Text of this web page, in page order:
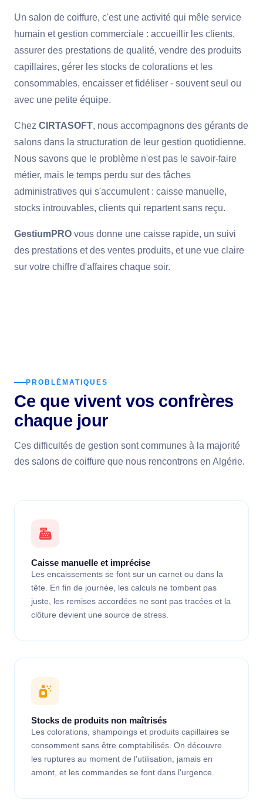
Un salon de coiffure, c'est une activité qui mêle service
humain et gestion commerciale : accueillir les clients,
assurer des prestations de qualité, vendre des produits
capillaires, gérer les stocks de colorations et les
consommables, encaisser et fidéliser - souvent seul ou
avec une petite équipe.
Chez CIRTASOFT, nous accompagnons des gérants de
salons dans la structuration de leur gestion quotidienne.
Nous savons que le problème n'est pas le savoir-faire
métier, mais le temps perdu sur des tâches
administratives qui s'accumulent : caisse manuelle,
stocks introuvables, clients qui repartent sans reçu.
GestiumPRO vous donne une caisse rapide, un suivi
des prestations et des ventes produits, et une vue claire
sur votre chiffre d'affaires chaque soir.
PROBLÉMATIQUES
Ce que vivent vos confrères
chaque jour
Ces difficultés de gestion sont communes à la majorité
des salons de coiffure que nous rencontrons en Algérie.
Caisse manuelle et imprécise
Les encaissements se font sur un carnet ou dans la
tête. En fin de journée, les calculs ne tombent pas
juste, les remises accordées ne sont pas tracées et la
clôture devient une source de stress.
Stocks de produits non maîtrisés
Les colorations, shampoings et produits capillaires se
consomment sans être comptabilisés. On découvre
les ruptures au moment de l'utilisation, jamais en
amont, et les commandes se font dans l'urgence.